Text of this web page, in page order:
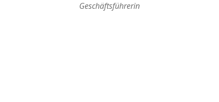
Geschäftsführerin